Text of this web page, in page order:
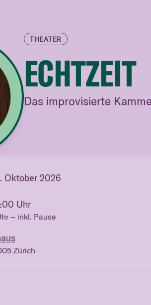
THEATER
ECHTZEIT
Das improvisierte
Oktober 2026
Uhr
– inkl. Pause
Zürich